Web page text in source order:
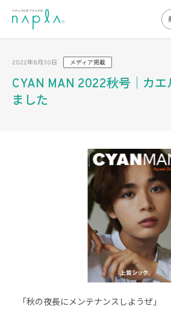
content
2022年8月30日 メディア掲載
CYAN MAN 2022秋号｜カエ
ました
「秋の夜長にメンテナンスしようぜ」